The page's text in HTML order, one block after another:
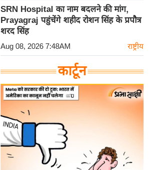
SRN Hospital का नाम बदलने की मांग,
Prayagraj पहुंचेंगे शहीद रोशन सिंह के प्रपौत्र
शरद सिंह
Aug 08, 2026 7:48AM राष्ट्रीय
कार्टून